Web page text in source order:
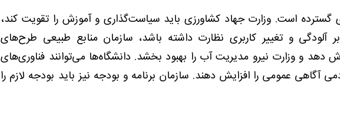
است. وزارت جهاد کشاورزی باید سیاست‌گذاری و آموزش را تقویت کند،
و تغییر کاربری نظارت داشته باشد، سازمان منابع طبیعی طرح‌های
دهد و وزارت نیرو مدیریت آب را بهبود بخشد. دانشگاه‌ها می‌توانند فناوری‌های
آگاهی عمومی را افزایش دهند. سازمان برنامه و بودجه نیز باید بودجه لازم را